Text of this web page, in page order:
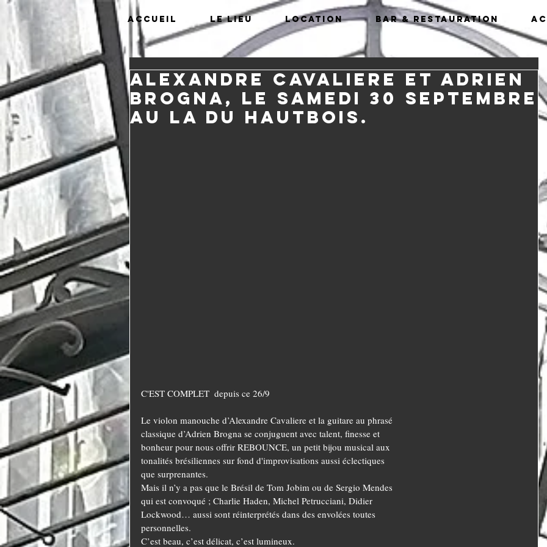
Accueil Le lieu Location Bar & Restauration
Alexandre Cavaliere et Adrien
Brogna, le samedi 30 septembre
au LA du Hautbois.
C'EST COMPLET  depuis ce 26/9
Le violon manouche d’Alexandre Cavaliere et la guitare au phrasé
classique d’Adrien Brogna se conjuguent avec talent, finesse et
bonheur pour nous offrir REBOUNCE, un petit bijou musical aux
tonalités brésiliennes sur fond d'improvisations aussi éclectiques
que surprenantes.
Mais il n’y a pas que le Brésil de Tom Jobim ou de Sergio Mendes
qui est convoqué ; Charlie Haden, Michel Petrucciani, Didier
Lockwood… aussi sont réinterprétés dans des envolées toutes
personnelles.
C’est beau, c’est délicat, c’est lumineux.